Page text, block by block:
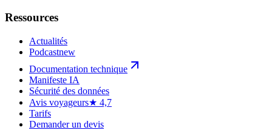
Ressources
Actualités
Podcastnew
Documentation technique
Manifeste IA
Sécurité des données
Avis voyageurs★ 4,7
Tarifs
Demander un devis